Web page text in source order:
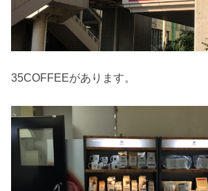
35COFFEEがあります。